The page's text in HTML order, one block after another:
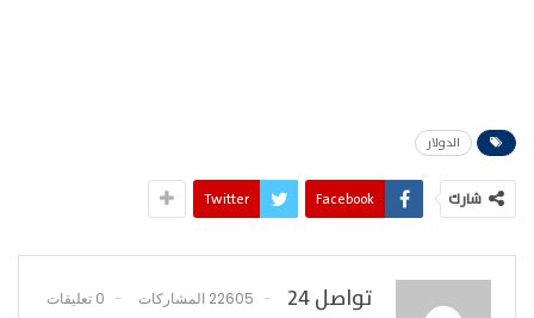
الدولار
شارك Facebook
Twitter
تواصل 24 22605 المشاركات 0 تعليقات